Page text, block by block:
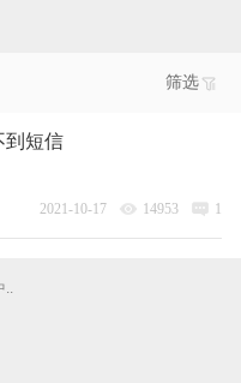
筛选
到短信
2021-10-17 14953 1
..